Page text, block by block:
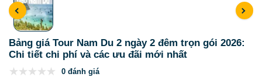
Bảng giá Tour Nam Du 2 ngày 2 đêm trọn gói 2026:
Chi tiết chi phí và các ưu đãi mới nhất
0 đánh giá